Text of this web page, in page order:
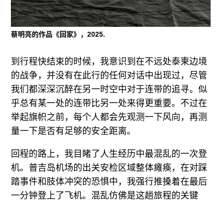
蔡明亮的作品《回家》，2025.
到行程快结束的时候，我意识到在不远处泰柬边境
的战争，并没有在此行的任何对话中出现过，尽管
我们都深深沉醉在另一时空中对于连带的追寻。似
乎总有某一处的连带比另一处来得更重要。不过在
举起旗帜之前，每个人都会先观测一下风向，再测
量一下是否有足够的安全距离。
回程的路上，我目睹了人生经历中最混乱的一次登
机。普吉岛机场的出关安检区域整体瘫痪，在对踩
踏事件和肢体冲突的恐惧中，我强行推搡着在最后
一分钟登上了飞机。混乱仿佛是这趟旅程的关键